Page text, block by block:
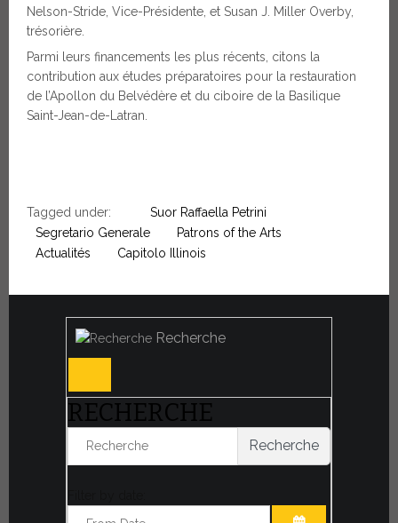
Nelson-Stride, Vice-Présidente, et Susan J. Miller Overby,
trésorière.
Parmi leurs financements les plus récents, citons la
contribution aux études préparatoires pour la restauration
de l’Apollon du Belvédère et du ciboire de la Basilique
Saint-Jean-de-Latran.
Tagged under:
Suor Raffaella Petrini
Segretario Generale
Patrons of the Arts
Actualités
Capitolo Illinois
Recherche
RECHERCHE
Recherche